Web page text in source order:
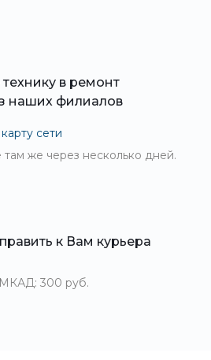
в ремонт
наших филиалов
сети
там же через несколько дней.
к Вам курьера
300 руб.